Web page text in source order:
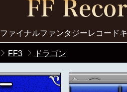
ファイナルファンタジーレコード
FF3 ドラゴン